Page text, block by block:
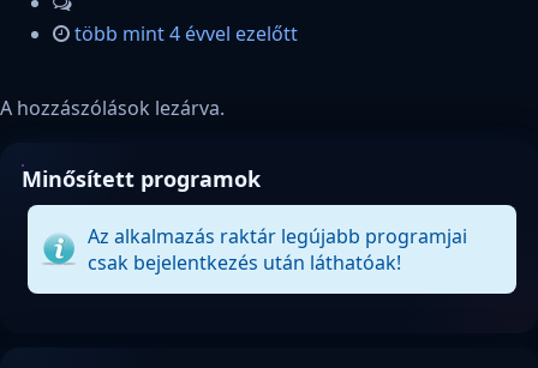
több mint 4 évvel ezelőtt
A hozzászólások lezárva.
Minősített programok
Az alkalmazás raktár legújabb programjai
csak bejelentkezés után láthatóak!